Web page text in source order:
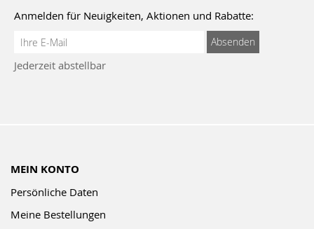
Anmelden für Neuigkeiten, Aktionen und Rabatte:
Anmeldung
Newsletter:
Absenden
Jederzeit abstellbar
MEIN KONTO
Persönliche Daten
Meine Bestellungen